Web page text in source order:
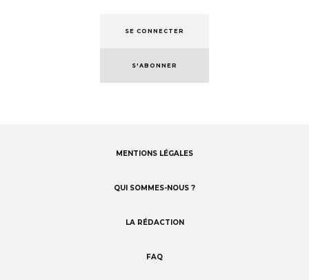
SE CONNECTER
S'ABONNER
MENTIONS LÉGALES
QUI SOMMES-NOUS ?
LA RÉDACTION
FAQ